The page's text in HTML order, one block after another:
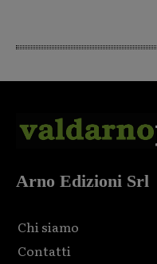
Arno Edizioni Srl
Chi siamo
Contatti